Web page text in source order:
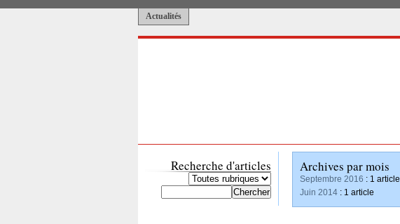
Actualités
Recherche d'articles Archives par mois
Septembre 2016 : 1 article
Juin 2014 : 1 article